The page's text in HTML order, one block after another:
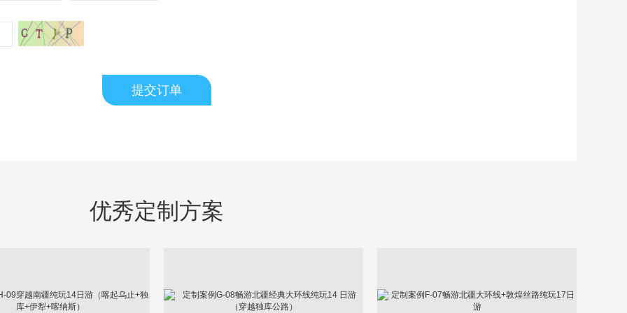
提交订单
优秀定制方案